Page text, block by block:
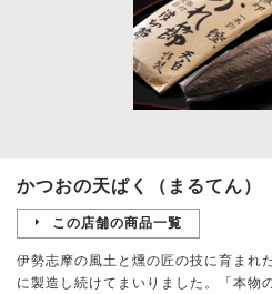
かつおの天ぱく（まるてん）
この店舗の商品一覧
伊勢志摩の風土と燻の匠の技に育まれ
に製造し続けてまいりました。「本物